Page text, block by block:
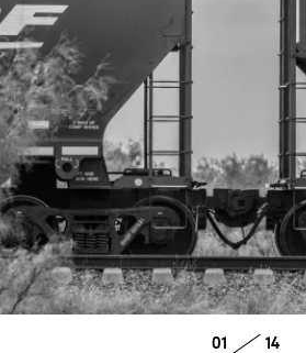
01 14